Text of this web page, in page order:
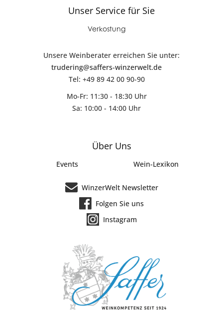
Unser Service für Sie
Verkostung
Unsere Weinberater erreichen Sie unter:
trudering@saffers-winzerwelt.de
Tel: +49 89 42 00 90-90
Mo-Fr: 11:30 - 18:30 Uhr
Sa: 10:00 - 14:00 Uhr
Über Uns
Events Wein-Lexikon
WinzerWelt Newsletter
Folgen Sie uns
Instagram